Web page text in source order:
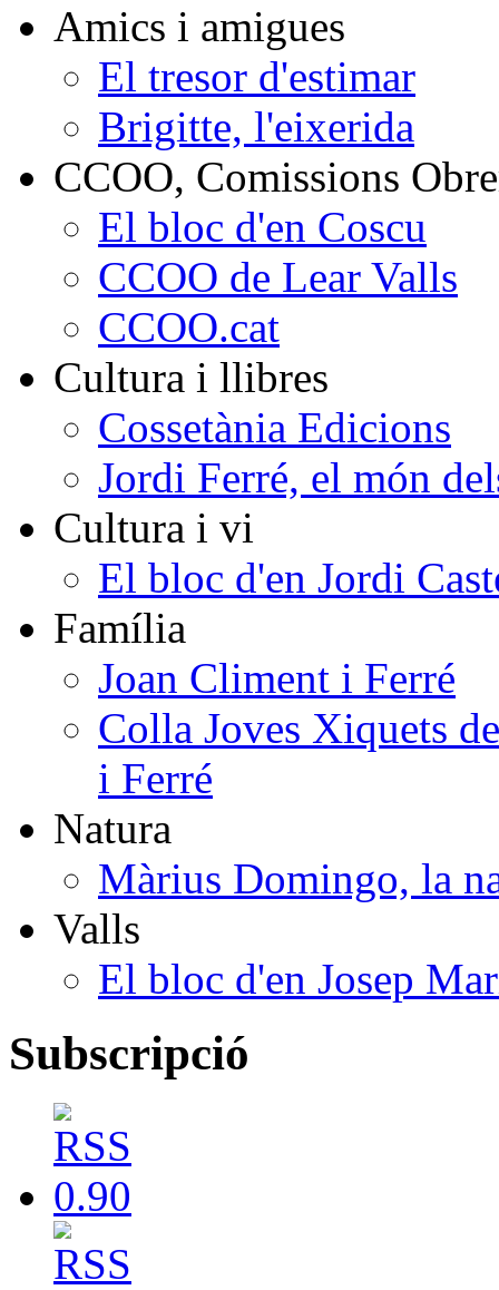
Amics i amigues
El tresor d'estimar
Brigitte, l'eixerida
CCOO, Comissions
El bloc d'en Coscu
CCOO de Lear Valls
CCOO.cat
Cultura i llibres
Cossetània Edicions
Jordi Ferré, el món
Cultura i vi
El bloc d'en Jordi
Família
Joan Climent i Ferré
Colla Joves Xiquets
i Ferré
Natura
Màrius Domingo, la
Valls
El bloc d'en Josep
Subscripció